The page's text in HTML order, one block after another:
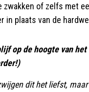
of zelfs met
in plaats van de
op de hoogte van
dit het liefst,